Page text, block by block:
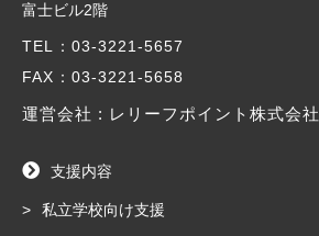
富士ビル2階
TEL ：03-3221-5657
FAX ：03-3221-5658
運営会社 : レリーフポイント株式会社
支援内容
私立学校向け支援